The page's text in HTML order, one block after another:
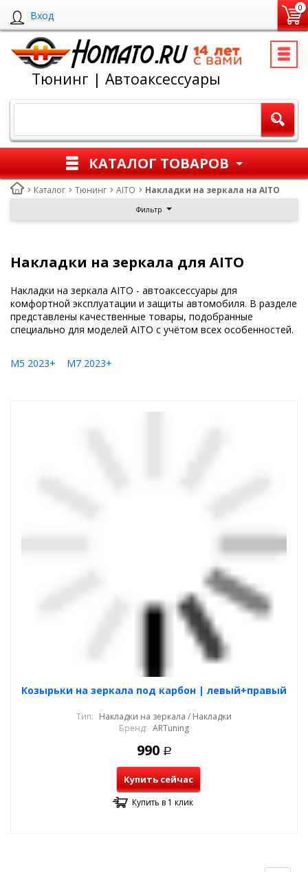
Вход
0
Тюнинг | Автоаксессуары
КАТАЛОГ ТОВАРОВ
Каталог Тюнинг AITO Накладки на зеркала на AITO
Фильтр
Накладки на зеркала для AITO
Накладки на зеркала AITO - автоаксессуары для
комфортной эксплуатации и защиты автомобиля. В разделе
представлены качественные товары, подобранные
специально для моделей AITO с учётом всех особенностей.
M5 2023+ M7 2023+
Козырьки на зеркала под карбон | левый+правый
Тип: Накладки на зеркала / Накладки
Бренд: ARTuning
990 Р
Купить сейчас
Купить в 1 клик